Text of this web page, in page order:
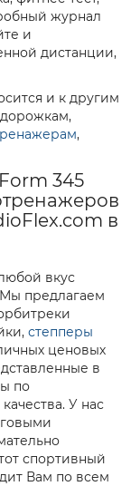
журнал
и
дистанции,
и к другим
,
345
в
вкус
предлагаем
степперы
ценовых
в
по
У нас
спортивный
Вам по всем